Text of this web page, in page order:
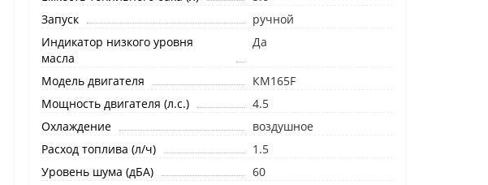
Запуск
ручной
Индикатор низкого уровня
масла
Да
Модель двигателя
КМ165F
Мощность двигателя (л.с.)
4.5
Охлаждение
воздушное
Расход топлива (л/ч)
1.5
Уровень шума (дБА)
60